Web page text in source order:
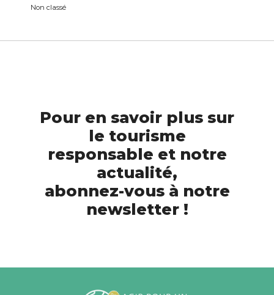
Non classé
Pour en savoir plus sur
le tourisme
responsable et notre
actualité,
abonnez-vous à notre
newsletter !